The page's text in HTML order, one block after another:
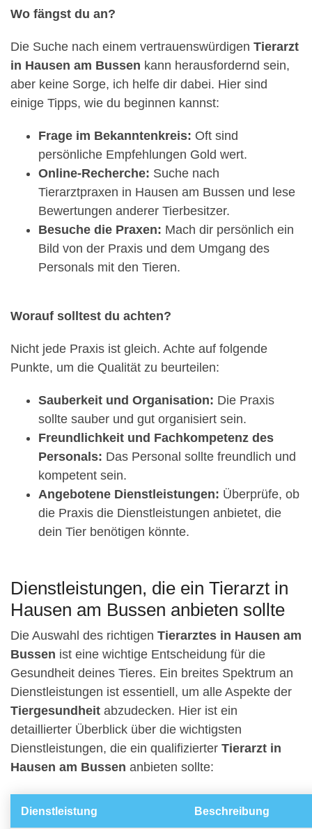
Wo fängst du an?
Die Suche nach einem vertrauenswürdigen Tierarzt
in Hausen am Bussen kann herausfordernd sein,
aber keine Sorge, ich helfe dir dabei. Hier sind
einige Tipps, wie du beginnen kannst:
Frage im Bekanntenkreis: Oft sind
persönliche Empfehlungen Gold wert.
Online-Recherche: Suche nach
Tierarztpraxen in Hausen am Bussen und lese
Bewertungen anderer Tierbesitzer.
Besuche die Praxen: Mach dir persönlich ein
Bild von der Praxis und dem Umgang des
Personals mit den Tieren.
Worauf solltest du achten?
Nicht jede Praxis ist gleich. Achte auf folgende
Punkte, um die Qualität zu beurteilen:
Sauberkeit und Organisation: Die Praxis
sollte sauber und gut organisiert sein.
Freundlichkeit und Fachkompetenz des
Personals: Das Personal sollte freundlich und
kompetent sein.
Angebotene Dienstleistungen: Überprüfe, ob
die Praxis die Dienstleistungen anbietet, die
dein Tier benötigen könnte.
Dienstleistungen, die ein Tierarzt in
Hausen am Bussen anbieten sollte
Die Auswahl des richtigen Tierarztes in Hausen am
Bussen ist eine wichtige Entscheidung für die
Gesundheit deines Tieres. Ein breites Spektrum an
Dienstleistungen ist essentiell, um alle Aspekte der
Tiergesundheit abzudecken. Hier ist ein
detaillierter Überblick über die wichtigsten
Dienstleistungen, die ein qualifizierter Tierarzt in
Hausen am Bussen anbieten sollte:
Dienstleistung Beschreibung